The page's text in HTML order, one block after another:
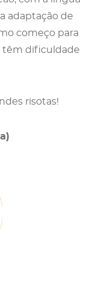
adaptação de
começo para
têm dificuldade
risotas!